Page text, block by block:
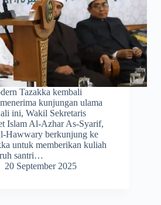
Tazakka kembali
kunjungan ulama
ini, Wakil Sekretaris
Islam Al-Azhar As-Syarif,
Hawwary berkunjung ke
untuk memberikan kuliah
santri…
20 September 2025